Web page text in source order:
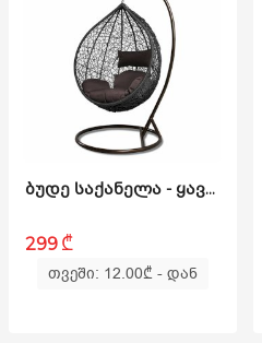
ᲑᲣᲓᲔ ᲡᲐᲥᲐᲜᲔᲚᲐ - ᲧᲐᲕᲘᲡᲤᲔᲠᲘ ᲑᲐᲚᲘᲨᲔᲑᲘᲗ STANDART
299 ₾
თვეში: 12.00₾- დან